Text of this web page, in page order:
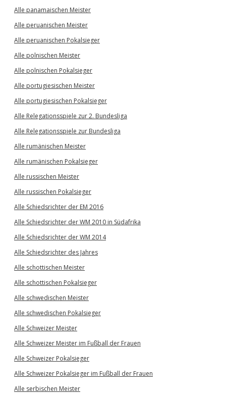
Alle panamaischen Meister
Alle peruanischen Meister
Alle peruanischen Pokalsieger
Alle polnischen Meister
Alle polnischen Pokalsieger
Alle portugiesischen Meister
Alle portugiesischen Pokalsieger
Alle Relegationsspiele zur 2. Bundesliga
Alle Relegationsspiele zur Bundesliga
Alle rumänischen Meister
Alle rumänischen Pokalsieger
Alle russischen Meister
Alle russischen Pokalsieger
Alle Schiedsrichter der EM 2016
Alle Schiedsrichter der WM 2010 in Südafrika
Alle Schiedsrichter der WM 2014
Alle Schiedsrichter des Jahres
Alle schottischen Meister
Alle schottischen Pokalsieger
Alle schwedischen Meister
Alle schwedischen Pokalsieger
Alle Schweizer Meister
Alle Schweizer Meister im Fußball der Frauen
Alle Schweizer Pokalsieger
Alle Schweizer Pokalsieger im Fußball der Frauen
Alle serbischen Meister